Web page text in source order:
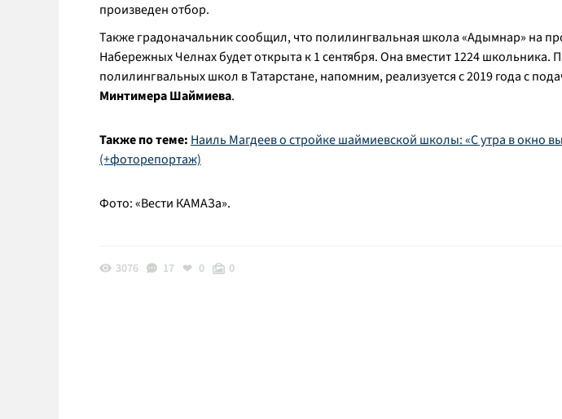
произведен отбор.
Также градоначальник сообщил, что полилингвальная школа «Адымнар» на
Набережных Челнах будет открыта к 1 сентября. Она вместит 1224 школьника.
полилингвальных школ в Татарстане, напомним, реализуется с 2019 года с
Минтимера Шаймиева.
Также по теме: Наиль Магдеев о стройке шаймиевской школы: «С утра в окно
(+фоторепортаж)
Фото: «Вести КАМАЗа».
3076 17 0 0